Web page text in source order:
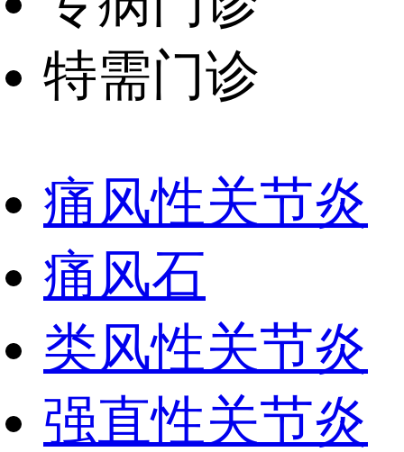
特需门诊
痛风性关节炎
痛风石
类风性关节炎
强直性关节炎